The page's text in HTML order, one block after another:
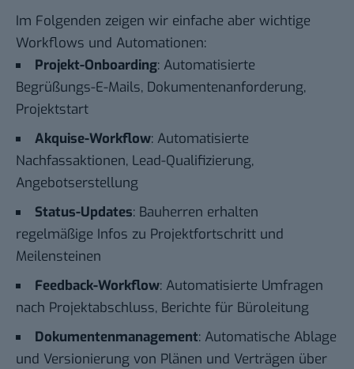
Im Folgenden zeigen wir einfache aber wichtige
Workflows und Automationen:
Projekt-Onboarding: Automatisierte
Begrüßungs-E-Mails, Dokumentenanforderung,
Projektstart
Akquise-Workflow: Automatisierte
Nachfassaktionen, Lead-Qualifizierung,
Angebotserstellung
Status-Updates: Bauherren erhalten
regelmäßige Infos zu Projektfortschritt und
Meilensteinen
Feedback-Workflow: Automatisierte Umfragen
nach Projektabschluss, Berichte für Büroleitung
Dokumentenmanagement: Automatische Ablage
und Versionierung von Plänen und Verträgen über